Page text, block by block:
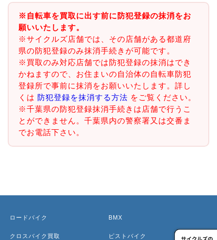
※自転車を買取に出す前に防犯登録の抹消をお
願いいたします。
※サイクルズ店舗では、その店舗がある都道府
県の防犯登録のみ抹消手続きが可能です。
※買取のみ対応店舗では防犯登録の抹消はでき
かねますので、お住まいの自治体の自転車防犯
登録所で事前に抹消をお願いいたします。詳し
くは 防犯登録を抹消する方法 をご覧ください。
※千葉県の防犯登録抹消手続きは店舗で行うこ
とができません。千葉県内の警察署又は交番ま
でお電話下さい。
ロードバイク
クロスバイク買取
BMX
ピストバイク